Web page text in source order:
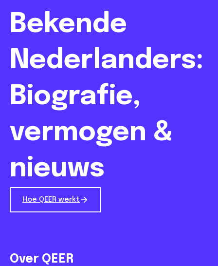
Bekende
Nederlanders:
Biografie,
vermogen &
nieuws
Hoe QEER werkt
Over QEER